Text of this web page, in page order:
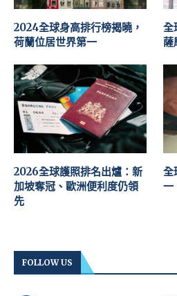
2024全球身高排行榜揭曉，
荷蘭位居世界第一
全
薩
2026全球護照排名出爐：新
加坡奪冠、歐洲便利度仍領
先
全
一
FOLLOW US